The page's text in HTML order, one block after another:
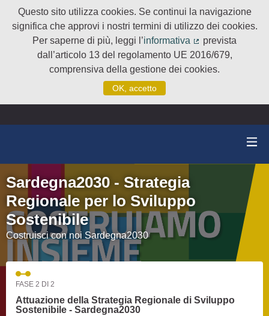
Questo sito utilizza cookies. Se continui la navigazione
significa che approvi i nostri termini di utilizzo dei cookies.
Per saperne di più, leggi l’informativa
(Collegamento
prevista
dall’articolo 13 del regolamento UE 2016/679,
comprensiva della gestione dei cookies.
OK, accetto
Sardegna2030 - Strategia
Regionale per lo Sviluppo
Sostenibile
Costruisci con noi Sardegna2030
FASE 2 DI 2
Attuazione della Strategia Regionale di Sviluppo
Sostenibile - Sardegna2030